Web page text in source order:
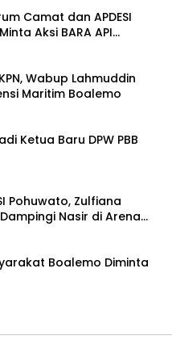
Camat dan APDESI
Aksi BARA API
Wabup Lahmuddin
Maritim Boalemo
Ketua Baru DPW PBB
Pohuwato, Zulfiana
Nasir di Arena
Boalemo Diminta